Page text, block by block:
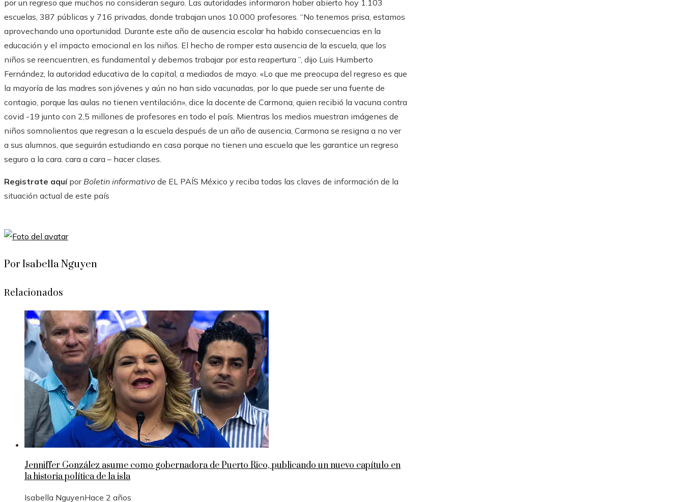
por un regreso que muchos no consideran seguro. Las autoridades informaron haber abierto hoy 1.103
escuelas, 387 públicas y 716 privadas, donde trabajan unos 10.000 profesores. “No tenemos prisa, estamos
aprovechando una oportunidad. Durante este año de ausencia escolar ha habido consecuencias en la
educación y el impacto emocional en los niños. El hecho de romper esta ausencia de la escuela, que los
niños se reencuentren, es fundamental y debemos trabajar por esta reapertura ”, dijo Luis Humberto
Fernández, la autoridad educativa de la capital, a mediados de mayo. «Lo que me preocupa del regreso es que
la mayoría de las madres son jóvenes y aún no han sido vacunadas, por lo que puede ser una fuente de
contagio, porque las aulas no tienen ventilación», dice la docente de Carmona, quien recibió la vacuna contra
covid -19 junto con 2,5 millones de profesores en todo el país. Mientras los medios muestran imágenes de
niños somnolientos que regresan a la escuela después de un año de ausencia, Carmona se resigna a no ver
a sus alumnos, que seguirán estudiando en casa porque no tienen una escuela que les garantice un regreso
seguro a la cara. cara a cara – hacer clases.
Registrate aquí por Boletin informativo de EL PAÍS México y reciba todas las claves de información de la
situación actual de este país
Por Isabella Nguyen
Relacionados
Jenniffer González asume como gobernadora de Puerto Rico, publicando un nuevo capítulo en
la historia política de la isla
Isabella NguyenHace 2 años